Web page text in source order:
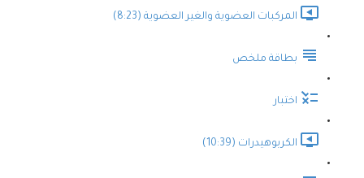
المركبات العضوية والغير العضوية (8:23)
بطاقة ملخص
اختبار
الكربوهيدرات (10:39)